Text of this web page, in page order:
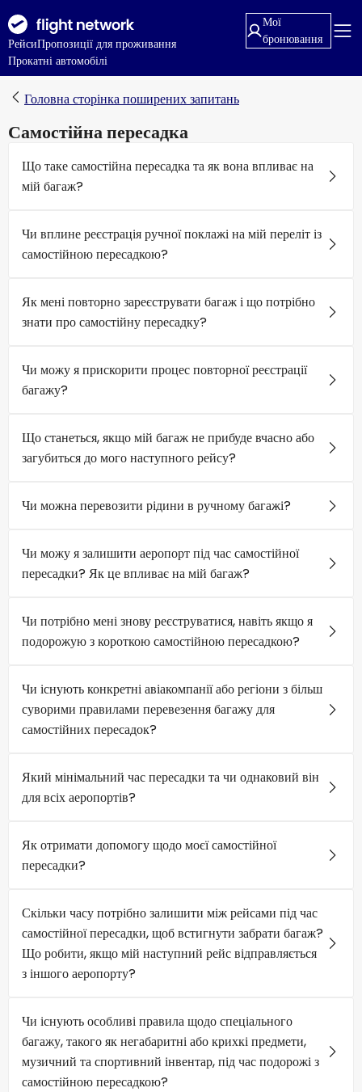
РейсиПропозиції для проживання
Прокатні автомобілі
Мої
бронювання
Головна сторінка поширених запитань
Самостійна пересадка
Що таке самостійна пересадка та як вона впливає на
мій багаж?
Чи вплине реєстрація ручної поклажі на мій переліт із
самостійною пересадкою?
Як мені повторно зареєструвати багаж і що потрібно
знати про самостійну пересадку?
Чи можу я прискорити процес повторної реєстрації
багажу?
Що станеться, якщо мій багаж не прибуде вчасно або
загубиться до мого наступного рейсу?
Чи можна перевозити рідини в ручному багажі?
Чи можу я залишити аеропорт під час самостійної
пересадки? Як це впливає на мій багаж?
Чи потрібно мені знову реєструватися, навіть якщо я
подорожую з короткою самостійною пересадкою?
Чи існують конкретні авіакомпанії або регіони з більш
суворими правилами перевезення багажу для
самостійних пересадок?
Який мінімальний час пересадки та чи однаковий він
для всіх аеропортів?
Як отримати допомогу щодо моєї самостійної
пересадки?
Скільки часу потрібно залишити між рейсами під час
самостійної пересадки, щоб встигнути забрати багаж?
Що робити, якщо мій наступний рейс відправляється
з іншого аеропорту?
Чи існують особливі правила щодо спеціального
багажу, такого як негабаритні або крихкі предмети,
музичний та спортивний інвентар, під час подорожі з
самостійною пересадкою?